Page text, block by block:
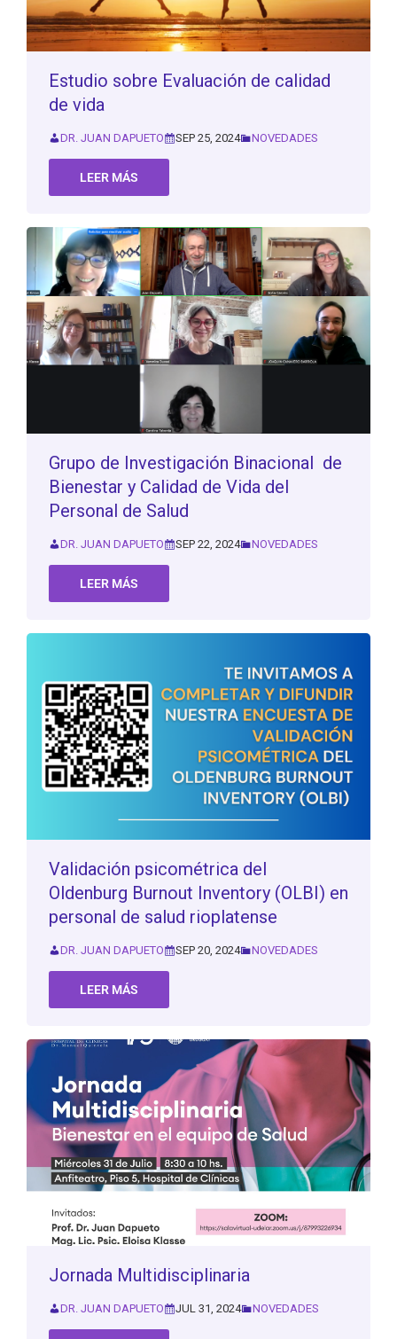
Estudio sobre Evaluación de calidad
de vida
DR. JUAN DAPUETO SEP 25, 2024 NOVEDADES
LEER MÁS
Grupo de Investigación Binacional de
Bienestar y Calidad de Vida del
Personal de Salud
DR. JUAN DAPUETO SEP 22, 2024 NOVEDADES
LEER MÁS
Validación psicométrica del
Oldenburg Burnout Inventory (OLBI) en
personal de salud rioplatense
DR. JUAN DAPUETO SEP 20, 2024 NOVEDADES
LEER MÁS
Jornada Multidisciplinaria
DR. JUAN DAPUETO JUL 31, 2024 NOVEDADES